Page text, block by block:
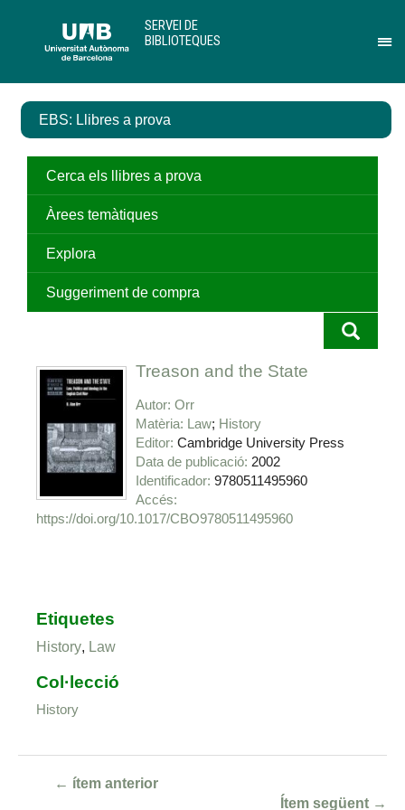
contingut
el
de
SERVEI DE
BIBLIOTEQUES
EBS: Llibres a prova
Cerca els llibres a prova
Àrees temàtiques
Explora
Suggeriment de compra
Treason and the State
Autor Orr
Matèria Law History
Editor Cambridge University Press
Data de publicació 2002
Identificador 9780511495960
https://doi.org/10.1017/CBO9780511495960
Etiquetes
History, Law
Col·lecció
History
← ítem anterior
Ítem següent →